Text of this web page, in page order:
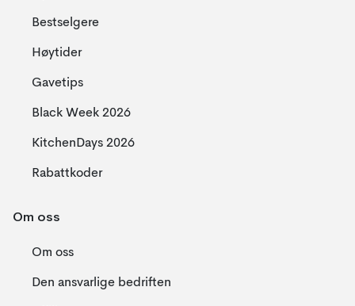
Bestselgere
Høytider
Gavetips
Black Week 2026
KitchenDays 2026
Rabattkoder
Om oss
Om oss
Den ansvarlige bedriften